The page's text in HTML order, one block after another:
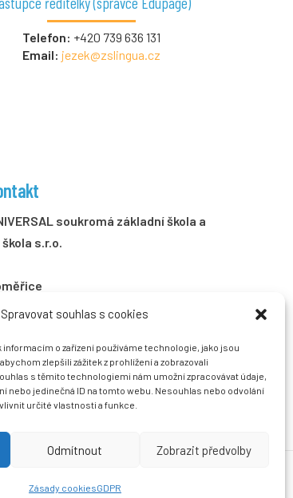
Spravovat souhlas s cookies
informacím o zařízení používáme technologie, jako jsou
zlepšili zážitek z prohlížení a zobrazovali
s těmito technologiemi nám umožní zpracovávat údaje,
nebo jedinečná ID na tomto webu. Nesouhlas nebo odvolání
určité vlastnosti a funkce.
Odmítnout Zobrazit předvolby
Zásady cookiesGDPR
Telefon: +420 739 636 131
Email: jezek@zslingua.cz
soukromá základní škola a
s.r.o.
690
3vnipkd
Než zazvoní, s.r.o.